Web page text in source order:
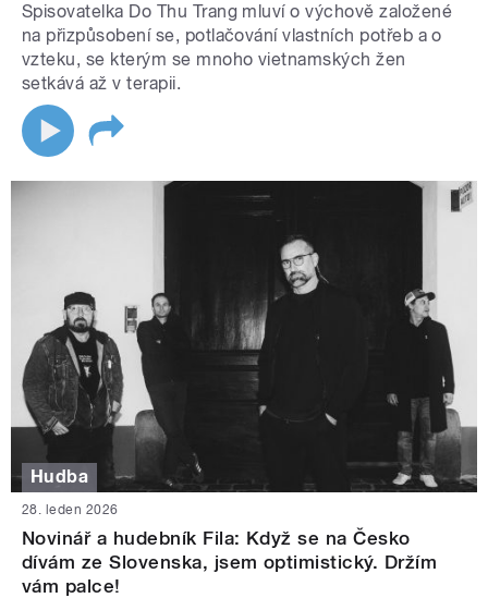
Spisovatelka Do Thu Trang mluví o výchově založené
na přizpůsobení se, potlačování vlastních potřeb a o
vzteku, se kterým se mnoho vietnamských žen
setkává až v terapii.
Hudba
28. leden 2026
Novinář a hudebník Fila: Když se na Česko
dívám ze Slovenska, jsem optimistický. Držím
vám palce!